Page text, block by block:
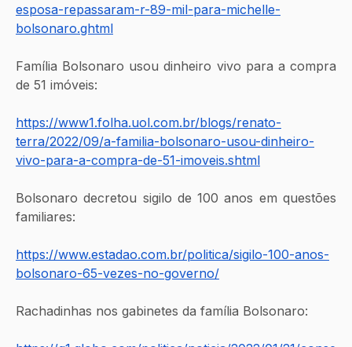
esposa-repassaram-r-89-mil-para-michelle-
bolsonaro.ghtml
Família Bolsonaro usou dinheiro vivo para a compra
de 51 imóveis:
https://www1.folha.uol.com.br/blogs/renato-
terra/2022/09/a-familia-bolsonaro-usou-dinheiro-
vivo-para-a-compra-de-51-imoveis.shtml
Bolsonaro decretou sigilo de 100 anos em questões
familiares:
https://www.estadao.com.br/politica/sigilo-100-anos-
bolsonaro-65-vezes-no-governo/
Rachadinhas nos gabinetes da família Bolsonaro: